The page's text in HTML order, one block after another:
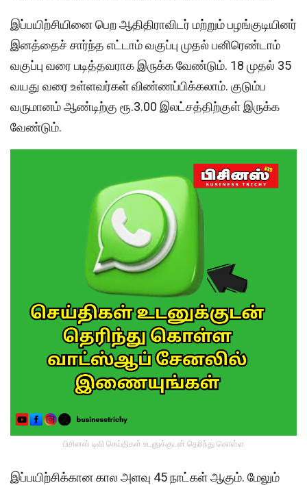
இப்பயிற்சியினை பெற ஆதிதிராவிடர் மற்றும் பழங்குடியினர்
இனத்தைச் சார்ந்த எட்டாம் வகுப்பு முதல் பனிரெண்டாம்
வகுப்பு வரை படித்தவராக இருக்க வேண்டும். 18 முதல் 35
வயது வரை உள்ளவர்கள் விண்ணப்பிக்கலாம். குடும்ப
வருமானம் ஆண்டிற்கு ரூ.3.00 இலட்சத்திற்குள் இருக்க
வேண்டும்.
பிசினஸ் டிவி செய்திகள் உடனுக்குடன் தெரிந்து கொள்ள
இப்பயிற்சிக்கான கால அளவு 45 நாட்கள் ஆகும். மேலும்